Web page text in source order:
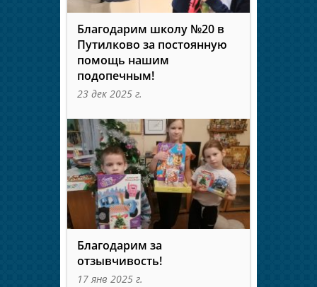
Благодарим школу №20 в
Путилково за постоянную
помощь нашим
подопечным!
23 дек 2025 г.
Благодарим за
отзывчивость!
17 янв 2025 г.